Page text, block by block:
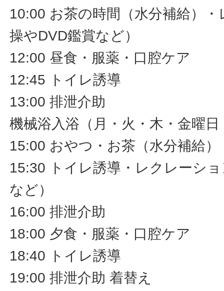
10:00 お茶の時間（水分補給）
操やDVD鑑賞など）
12:00 昼食・服薬・口腔ケア
12:45 トイレ誘導
13:00 排泄介助
機械浴入浴（月・火・木・金曜
15:00 おやつ・お茶（水分補給）
15:30 トイレ誘導・レクレーシ
など）
16:00 排泄介助
18:00 夕食・服薬・口腔ケア
18:40 トイレ誘導
19:00 排泄介助 着替え